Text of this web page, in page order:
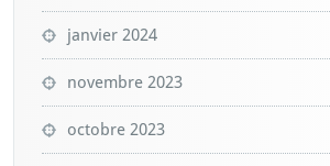
janvier 2024
novembre 2023
octobre 2023